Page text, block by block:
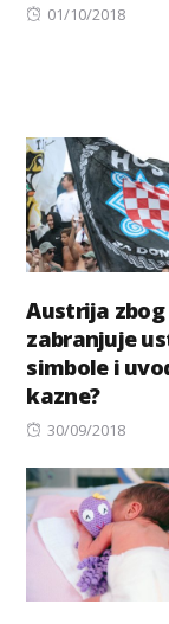
Posted
01/10/2018
Austrija
zabranjuje
simbole i
kazne?
Posted
30/09/2018